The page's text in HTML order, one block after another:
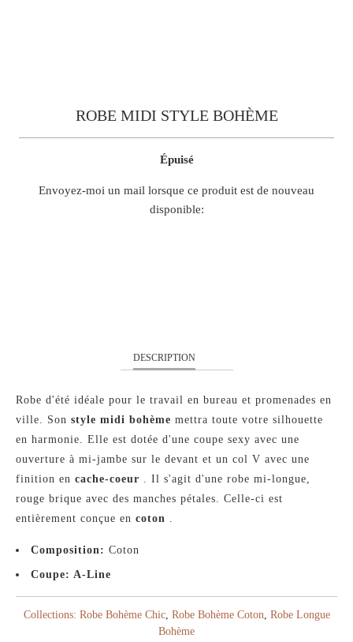
ROBE MIDI STYLE BOHÈME
Épuisé
TRANSLATION
Envoyez-moi un mail lorsque ce produit est de nouveau
disponible:
DESCRIPTION
Robe d'été idéale pour le travail en bureau et promenades en
ville. Son style midi bohème mettra toute votre silhouette
en harmonie. Elle est dotée d'une coupe sexy avec une
ouverture à mi-jambe sur le devant et un col V avec une
finition en cache-coeur . Il s'agit d'une robe mi-longue,
rouge brique avec des manches pétales. Celle-ci est
entièrement conçue en coton .
Composition: Coton
Coupe: A-Line
Collections: Robe Bohème Chic, Robe Bohème Coton, Robe Longue
Bohème